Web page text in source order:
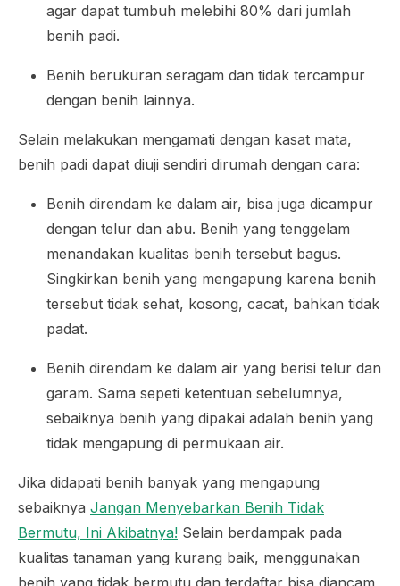
agar dapat tumbuh melebihi 80% dari jumlah
benih padi.
Benih berukuran seragam dan tidak tercampur
dengan benih lainnya.
Selain melakukan mengamati dengan kasat mata,
benih padi dapat diuji sendiri dirumah dengan cara:
Benih direndam ke dalam air, bisa juga dicampur
dengan telur dan abu. Benih yang tenggelam
menandakan kualitas benih tersebut bagus.
Singkirkan benih yang mengapung karena benih
tersebut tidak sehat, kosong, cacat, bahkan tidak
padat.
Benih direndam ke dalam air yang berisi telur dan
garam. Sama sepeti ketentuan sebelumnya,
sebaiknya benih yang dipakai adalah benih yang
tidak mengapung di permukaan air.
Jika didapati benih banyak yang mengapung
sebaiknya Jangan Menyebarkan Benih Tidak
Bermutu, Ini Akibatnya! Selain berdampak pada
kualitas tanaman yang kurang baik, menggunakan
benih yang tidak bermutu dan terdaftar bisa diancam